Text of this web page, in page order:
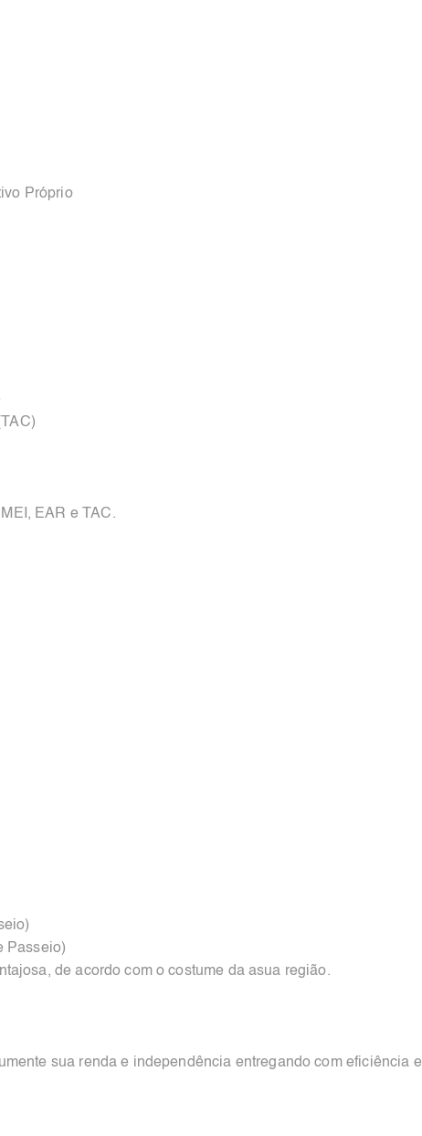
Próprio
EAR e TAC.
Passeio)
de acordo com o costume da asua região.
sua renda e independência entregando com eficiência e